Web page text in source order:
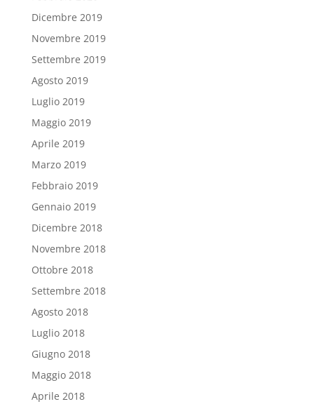
Dicembre 2019
Novembre 2019
Settembre 2019
Agosto 2019
Luglio 2019
Maggio 2019
Aprile 2019
Marzo 2019
Febbraio 2019
Gennaio 2019
Dicembre 2018
Novembre 2018
Ottobre 2018
Settembre 2018
Agosto 2018
Luglio 2018
Giugno 2018
Maggio 2018
Aprile 2018